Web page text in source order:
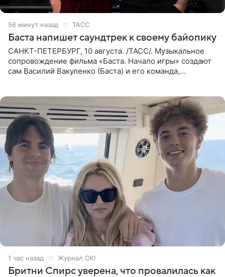
56 минут назад ТАСС
Баста напишет саундтрек к своему байопику
САНКТ-ПЕТЕРБУРГ, 10 августа. /ТАСС/. Музыкальное
сопровождение фильма «Баста. Начало игры» создают
сам Василий Вакуленко (Баста) и его команда,
1 час назад Журнал OK!
Бритни Спирс уверена, что провалилась как